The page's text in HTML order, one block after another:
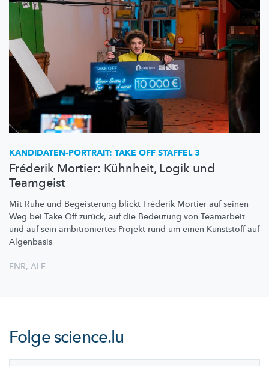
KANDIDATEN-PORTRAIT: TAKE OFF STAFFEL 3
Fréderik Mortier: Kühnheit, Logik und
Teamgeist
Mit Ruhe und Begeisterung blickt Fréderik Mortier auf seinen
Weg bei Take Off zurück, auf die Bedeutung von Teamarbeit
und auf sein ambitioniertes Projekt rund um einen Kunststoff auf
Algenbasis
FNR, ALF
Folgescience.lu